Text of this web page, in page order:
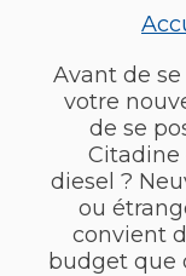
Avant de
votre
de se
Citadine
diesel ?
ou
convient
budget que